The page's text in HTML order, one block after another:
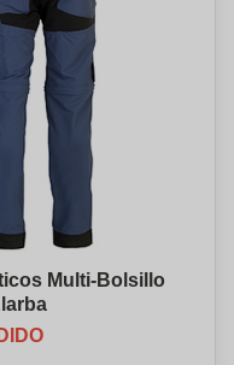
Multi-Bolsillo